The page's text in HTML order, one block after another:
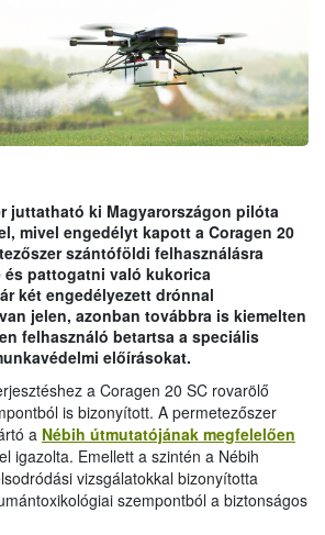
juttatható ki Magyarországon pilóta
mivel engedélyt kapott a Coragen 20
szántóföldi felhasználásra
és pattogatni való kukorica
két engedélyezett drónnal
jelen, azonban továbbra is kiemelten
felhasználó betartsa a speciális
előírásokat.
a Coragen 20 SC rovarölő
is bizonyított. A permetezőszer
a Nébih útmutatójának megfelelően
igazolta. Emellett a szintén a Nébih
vizsgálatokkal bizonyította
szempontból a biztonságos